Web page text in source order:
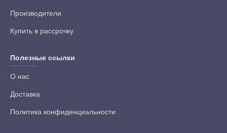
Производители
Купить в рассрочку
Полезные ссылки
О нас
Доставка
Политика конфиденциальности